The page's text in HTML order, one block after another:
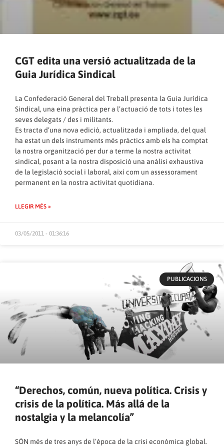
CGT edita una versió actualitzada de la
Guia Jurídica Sindical
La Confederació General del Treball presenta la Guia Jurídica
Sindical, una eina pràctica per a l’actuació de tots i totes les
seves delegats / des i militants.
Es tracta d’una nova edició, actualitzada i ampliada, del qual
ha estat un dels instruments més pràctics amb els ha comptat
la nostra organització per dur a terme la nostra activitat
sindical, posant a la nostra disposició una anàlisi exhaustiva
de la legislació social i laboral, així com un assessorament
permanent en la nostra activitat quotidiana.
LLEGIR MÉS »
03/05/2011 - 01:36:16
PUBLICACIONS
“Derechos, común, nueva política. Crisis y
crisis de la política. Más allá de la
nostalgia y la melancolía”
SÓN més de tres anys de l’època de la crisi econòmica global.